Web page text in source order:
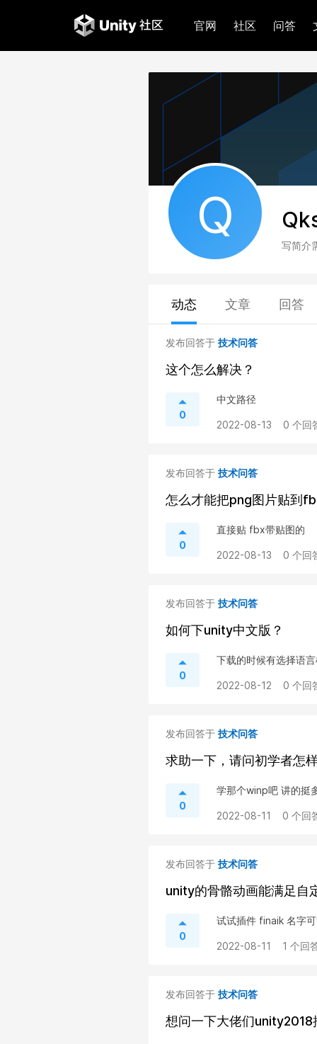
官网 社区 问答
Q
写简介
动态 文章 回答
发布回答于 技术问答
这个怎么解决？
0
中文路径
2022-08-13 0 个回
发布回答于 技术问答
怎么才能把png图片贴到
0
直接贴 fbx带贴图的
2022-08-13 0 个回
发布回答于 技术问答
如何下unity中文版？
0
下载的时候有选择语
2022-08-12 0 个回
发布回答于 技术问答
求助一下，请问初学者怎
0
学那个winp吧 讲的挺
2022-08-11 0 个回
发布回答于 技术问答
unity的骨骼动画能满足自
0
试试插件 finaik 名字
2022-08-11 1 个回
发布回答于 技术问答
想问一下大佬们